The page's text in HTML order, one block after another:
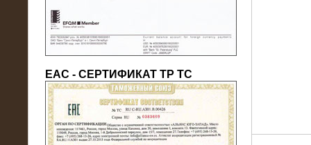
ЕАС - СЕРТИФИКАТ ТР ТС